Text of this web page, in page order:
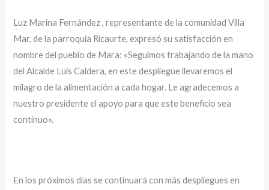
Luz Marina Fernández , representante de la comunidad Villa
Mar, de la parroquia Ricaurte, expresó su satisfacción en
nombre del pueblo de Mara: «Seguimos trabajando de la mano
del Alcalde Luis Caldera, en este despliegue llevaremos el
milagro de la alimentación a cada hogar. Le agradecemos a
nuestro presidente el apoyo para que este beneficio sea
continuo».
En los próximos días se continuará con más despliegues en